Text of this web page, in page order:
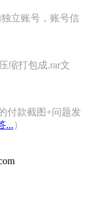
立账号，账号信
缩打包成.rar文
付款截图+问题发
...）